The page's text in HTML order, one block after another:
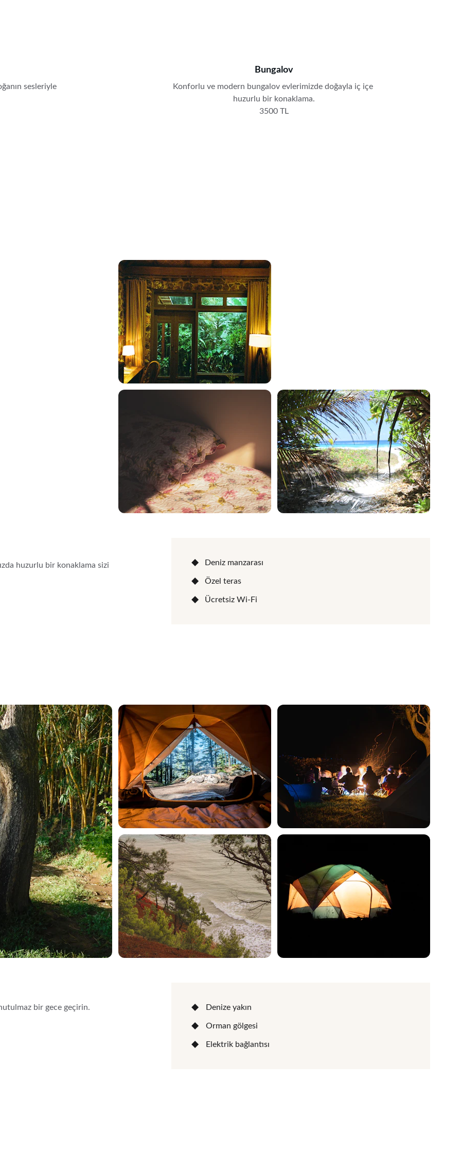
Bungalov
Konforlu ve modern bungalov evlerimizde doğayla iç içe
huzurlu bir konaklama.
3500 TL
sesleriyle
Deniz manzarası
huzurlu bir konaklama sizi
Özel teras
Ücretsiz Wi-Fi
bir gece geçirin. Denize yakın
Orman gölgesi
Elektrik bağlantısı